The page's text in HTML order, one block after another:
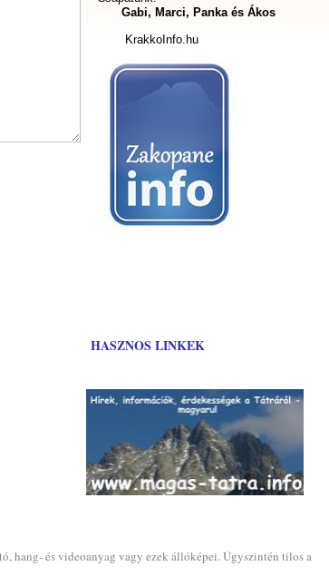
Gabi, Marci, Panka és Ákos
KrakkoInfo.hu
HASZNOS LINKEK
hang- és videoanyag vagy ezek állóképei. Úgyszintén tilos a